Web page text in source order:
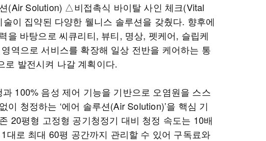
(Air Solution) △비접촉식 바이탈 사인 체크(Vital
이 집약된 다양한 웰니스 솔루션을 갖췄다. 향후에
을 바탕으로 씨큐리티, 뷰티, 명상, 펫케어, 슬립케
역으로 서비스를 확장해 일상 전반을 케어하는 통
로 발전시켜 나갈 계획이다.
100% 음성 제어 기능을 기반으로 오염원을 스스
이 청정하는 ‘에어 솔루션(Air Solution)’을 핵심 기
20평형 고정형 공기청정기 대비 청정 속도는 10배
대로 최대 60평 공간까지 관리할 수 있어 구독료와